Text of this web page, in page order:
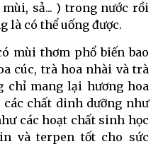
sả... ) trong nước rồi
là có thể uống được.
mùi thơm phổ biến bao
cúc, trà hoa nhài và trà
chỉ mang lại hương hoa
chất dinh dưỡng như
các hoạt chất sinh học
và terpen tốt cho sức